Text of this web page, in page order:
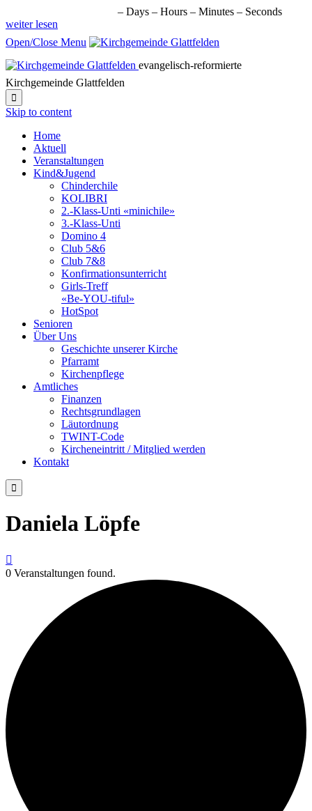
– Days – Hours – Minutes – Seconds
weiter lesen
Open/Close Menu
evangelisch-reformierte
Kirchgemeinde Glattfelden

Skip to content
Home
Aktuell
Veranstaltungen
Kind&Jugend
Chinderchile
KOLIBRI
2.-Klass-Unti «minichile»
3.-Klass-Unti
Domino 4
Club 5&6
Club 7&8
Konfirmationsunterricht
Girls-Treff
«Be-YOU-tiful»
HotSpot
Senioren
Über Uns
Geschichte unserer Kirche
Pfarramt
Kirchenpflege
Amtliches
Finanzen
Rechtsgrundlagen
Läutordnung
TWINT-Code
Kircheneintritt / Mitglied werden
Kontakt

Daniela Löpfe

0 Veranstaltungen found.